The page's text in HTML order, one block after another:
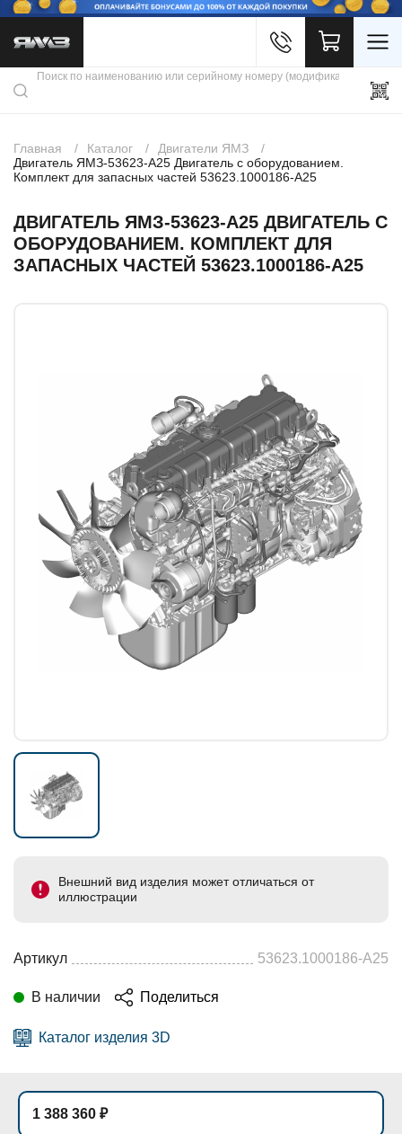
Каталог продукции
Скидки
Контакты
Главная Каталог
Двигатели ЯМЗ
Двигатель ЯМЗ-53623-А25 Двигатель с оборудованием.
Комплект для запасных частей 53623.1000186-А25
ДВИГАТЕЛЬ ЯМЗ-53623-А25 ДВИГАТЕЛЬ С
ОБОРУДОВАНИЕМ. КОМПЛЕКТ ДЛЯ
ЗАПАСНЫХ ЧАСТЕЙ 53623.1000186-А25
Внешний вид изделия может отличаться от
иллюстрации
Артикул 53623.1000186-А25
В наличии Поделиться
Каталог изделия 3D
1 388 360 ₽